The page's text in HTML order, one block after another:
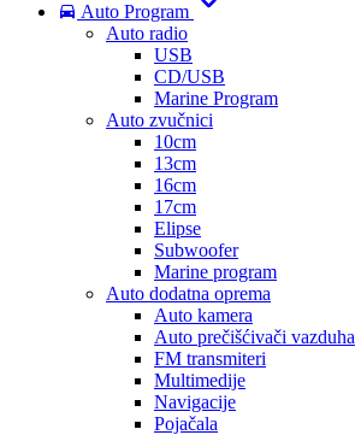
Auto Program
Auto radio
USB
CD/USB
Marine Program
Auto zvučnici
10cm
13cm
16cm
17cm
Elipse
Subwoofer
Marine program
Auto dodatna oprema
Auto kamera
Auto prečišćivači vazduha
FM transmiteri
Multimedije
Navigacije
Pojačala